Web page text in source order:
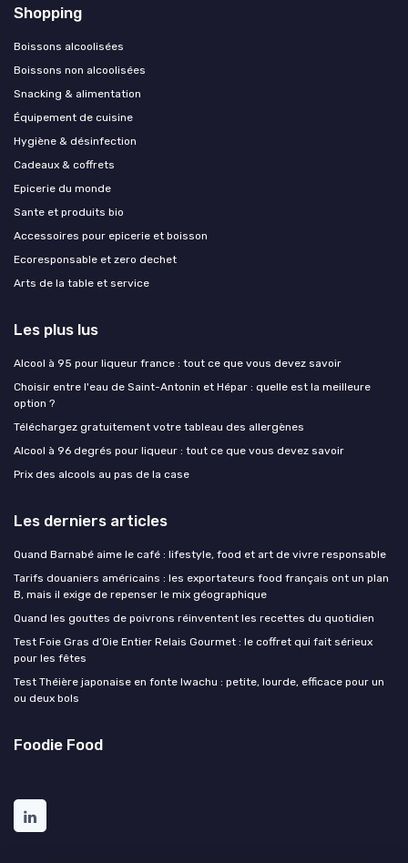
Shopping
Boissons alcoolisées
Boissons non alcoolisées
Snacking & alimentation
Équipement de cuisine
Hygiène & désinfection
Cadeaux & coffrets
Epicerie du monde
Sante et produits bio
Accessoires pour epicerie et boisson
Ecoresponsable et zero dechet
Arts de la table et service
Les plus lus
Alcool à 95 pour liqueur france : tout ce que vous devez savoir
Choisir entre l'eau de Saint-Antonin et Hépar : quelle est la meilleure
option ?
Téléchargez gratuitement votre tableau des allergènes
Alcool à 96 degrés pour liqueur : tout ce que vous devez savoir
Prix des alcools au pas de la case
Les derniers articles
Quand Barnabé aime le café : lifestyle, food et art de vivre responsable
Tarifs douaniers américains : les exportateurs food français ont un plan
B, mais il exige de repenser le mix géographique
Quand les gouttes de poivrons réinventent les recettes du quotidien
Test Foie Gras d’Oie Entier Relais Gourmet : le coffret qui fait sérieux
pour les fêtes
Test Théière japonaise en fonte Iwachu : petite, lourde, efficace pour un
ou deux bols
Foodie Food